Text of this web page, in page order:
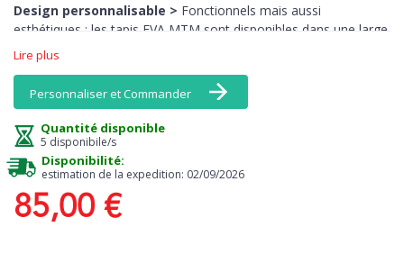
Design personnalisable > Fonctionnels mais aussi
esthétiques : les tapis EVA MTM sont disponibles dans une large
gamme de couleurs, y compris des tons vifs comme le jaune, le
rose ou l’orange — des teintes rarement disponibles en
moquette. Associez bordures et surface pour créer un intérieur
vraiment unique.
Entretien facile >Le nettoyage est un jeu d’enfant : il suffit de
les secouer ou de les rincer à l’eau. Ils ne retiennent pas les
odeurs, sèchent rapidement et conservent leur aspect d’origine
dans le temps.
Sécurité et durabilité >
Lire plus
Personnaliser et Commander
Quantité disponible
5 disponibile/s
Disponibilité:
estimation de la expedition: 02/09/2026
85,00 €